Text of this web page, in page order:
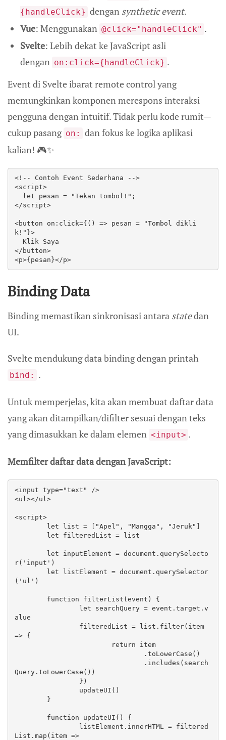
{handleClick} dengan synthetic event.
Vue: Menggunakan @click="handleClick" .
Svelte: Lebih dekat ke JavaScript asli
dengan on:click={handleClick} .
Event di Svelte ibarat remote control yang
memungkinkan komponen merespons interaksi
pengguna dengan intuitif. Tidak perlu kode rumit—
cukup pasang on:
dan fokus ke logika aplikasi
kalian! 🎮✨
<!-- Contoh Event Sederhana -->
<script>
</script>
<button on:click={() => pesan = "Tombol dikli
k!"}>
</button>
<p>{pesan}</p>
Binding Data
Binding memastikan sinkronisasi antara statedan
UI.
Svelte mendukung data binding dengan printah
bind: .
Untuk memperjelas, kita akan membuat daftar data
yang akan ditampilkan/difilter sesuai dengan teks
yang dimasukkan ke dalam elemen <input> .
Memfilter daftar data dengan JavaScript:
<input type="text" />
<ul></ul>
<script>
r('input')
('ul')
alue
=> {
Query.toLowerCase())
List.map(item =>